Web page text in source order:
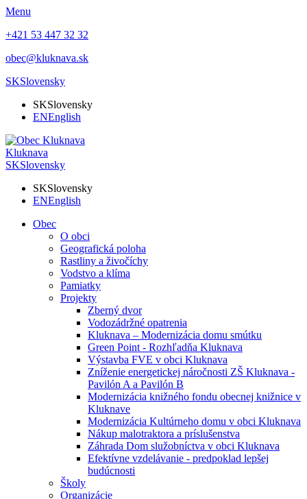
Menu
+421 53 447 32 32
obec@kluknava.sk
SKSlovensky
SKSlovensky
ENEnglish
Kluknava
SKSlovensky
SKSlovensky
ENEnglish
Obec
O obci
Geografická poloha
Rastliny a živočíchy
Vodstvo a klíma
Pamiatky
Projekty
Zberný dvor
Vodozádržné opatrenia
Kluknava – Modernizácia domu smútku
Green Point - Rozhľadňa Kluknava
Výstavba FVE v obci Kluknava
Zníženie energetickej náročnosti ZŠ Kluknava -
Pavilón A a Pavilón B
Modernizácia knižného fondu obecnej knižnice v
Kluknave
Modernizácia Kultúrneho domu v obci Kluknava
Nákup malotraktora a príslušenstva
Záhrada Dom služobníctva v obci Kluknava
Efektívne vzdelávanie - predpoklad lepšej
budúcnosti
Školy
Organizácie